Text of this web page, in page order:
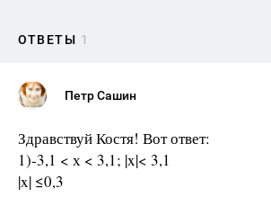
ОТВЕТЫ 1
Петр Сашин
Здравствуй Костя! Вот ответ:
1)-3,1 < х < 3,1; |x|< 3,1 2)
|x| ≤0,3